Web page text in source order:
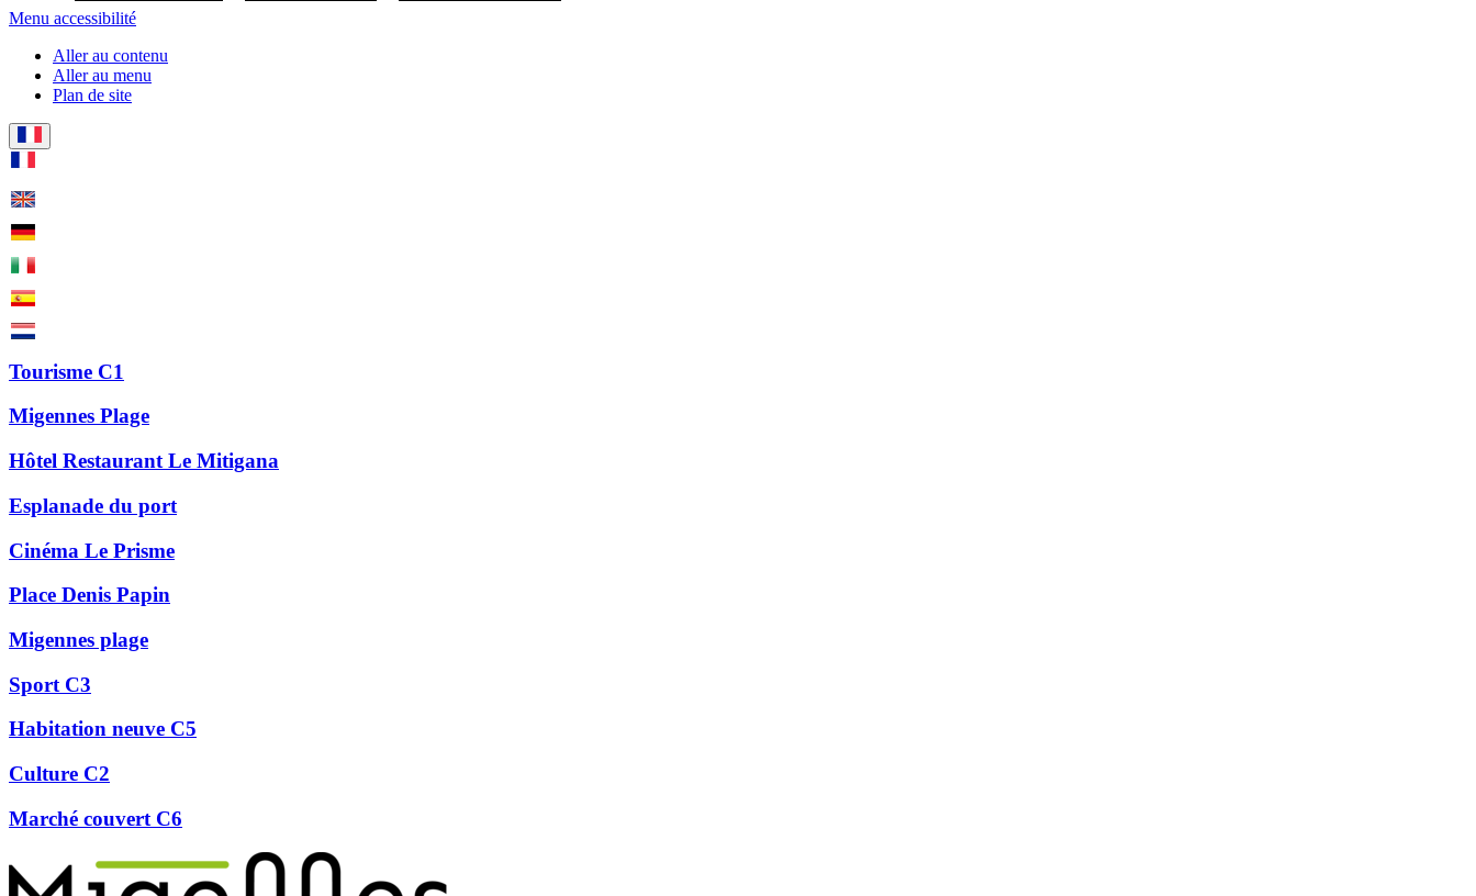
Menu accessibilité
Aller au contenu
Aller au menu
Plan de site
Tourisme C1
Migennes Plage
Hôtel Restaurant Le Mitigana
Esplanade du port
Cinéma Le Prisme
Place Denis Papin
Migennes plage
Sport C3
Habitation neuve C5
Culture C2
Marché couvert C6
Précédent
Suivant